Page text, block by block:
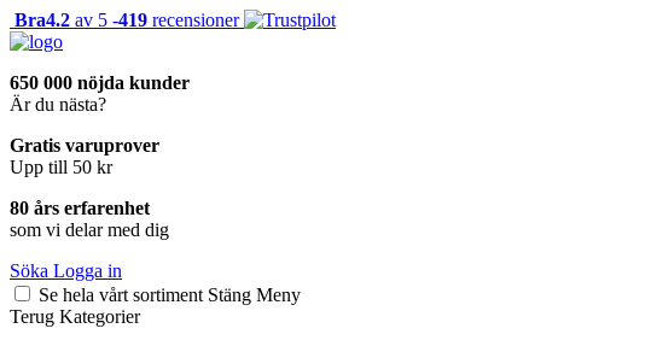
Bra4.2 av 5 -419 recensioner
650 000 nöjda kunder
Är du nästa?
Gratis varuprover
Upp till 50 kr
80 års erfarenhet
som vi delar med dig
Söka Logga in
Se hela vårt sortiment Stäng Meny
Terug Kategorier